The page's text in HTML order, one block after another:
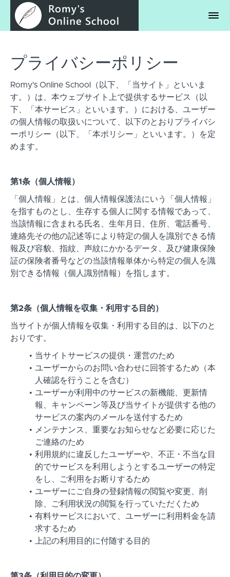
プライバシーポリシー
Romy's Online School（以下、「当サイト」といいま
す。）は、本ウェブサイト上で提供するサービス（以
下、「本サービス」といいます。）における、ユーザー
の個人情報の取扱いについて、以下のとおりプライバシ
ーポリシー（以下、「本ポリシー」といいます。）を定
めます。
第1条（個人情報）
「個人情報」とは、個人情報保護法にいう「個人情報」
を指すものとし、生存する個人に関する情報であって、
当該情報に含まれる氏名、生年月日、住所、電話番号、
連絡先その他の記述等により特定の個人を識別できる情
報及び容貌、指紋、声紋にかかるデータ、及び健康保険
証の保険者番号などの当該情報単体から特定の個人を識
別できる情報（個人識別情報）を指します。
第2条（個人情報を収集・利用する目的）
当サイトが個人情報を収集・利用する目的は、以下のと
おりです。
当サイトサービスの提供・運営のため
ユーザーからのお問い合わせに回答するため（本
人確認を行うことを含む）
ユーザーが利用中のサービスの新機能、更新情
報、キャンペーン等及び当サイトが提供する他の
サービスの案内のメールを送付するため
メンテナンス、重要なお知らせなど必要に応じた
ご連絡のため
利用規約に違反したユーザーや、不正・不当な目
的でサービスを利用しようとするユーザーの特定
をし、ご利用をお断りするため
ユーザーにご自身の登録情報の閲覧や変更、削
除、ご利用状況の閲覧を行っていただくため
有料サービスにおいて、ユーザーに利用料金を請
求するため
上記の利用目的に付随する目的